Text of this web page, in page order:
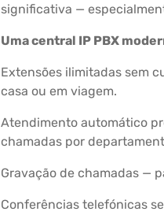
significativa —
Uma central IP PBX
Extensões ilimitadas sem
casa ou em viagem.
Atendimento automático
chamadas por
Gravação de chamadas —
Conferências telefónicas